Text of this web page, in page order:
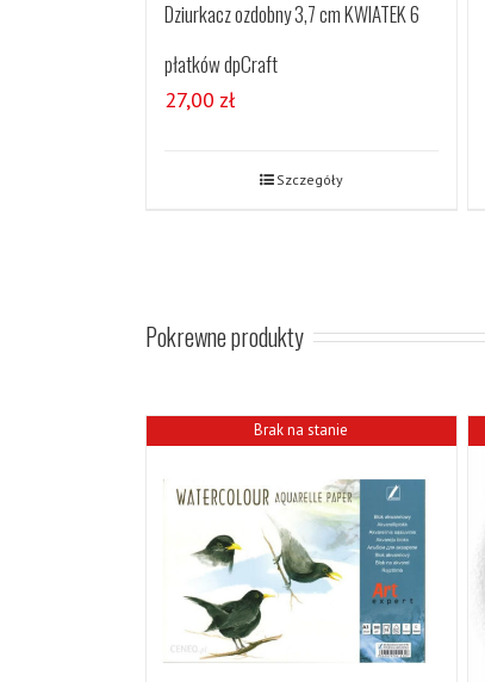
Dziurkacz ozdobny 3,7 cm KWIATEK 6
płatków dpCraft
27,00 zł
Szczegóły
Pokrewne produkty
Brak na stanie